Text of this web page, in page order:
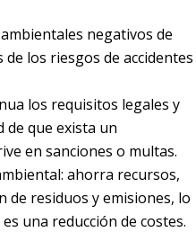
negativos de
de los riesgos de accidentes
los requisitos legales y
de que exista un
en sanciones o multas.
ahorra recursos,
de residuos y emisiones, lo
una reducción de costes.